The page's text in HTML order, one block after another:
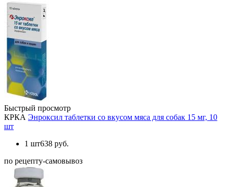
Быстрый просмотр
КРКА Энроксил таблетки со вкусом мяса для собак 15 мг, 10
шт
1 шт638 руб.
по рецепту-самовывоз